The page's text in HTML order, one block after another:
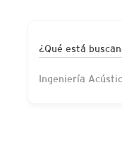
¿Qué está
Ingeniería